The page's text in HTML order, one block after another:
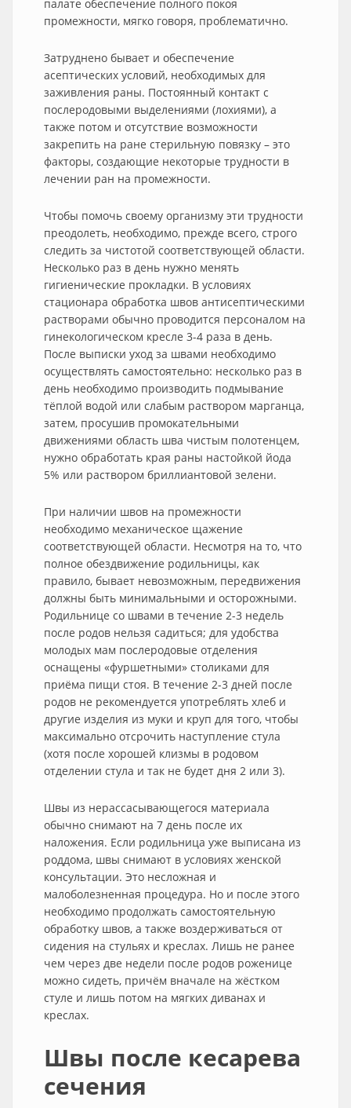
палате обеспечение полного покоя
промежности, мягко говоря, проблематично.
Затруднено бывает и обеспечение
асептических условий, необходимых для
заживления раны. Постоянный контакт с
послеродовыми выделениями (лохиями), а
также потом и отсутствие возможности
закрепить на ране стерильную повязку – это
факторы, создающие некоторые трудности в
лечении ран на промежности.
Чтобы помочь своему организму эти трудности
преодолеть, необходимо, прежде всего, строго
следить за чистотой соответствующей области.
Несколько раз в день нужно менять
гигиенические прокладки. В условиях
стационара обработка швов антисептическими
растворами обычно проводится персоналом на
гинекологическом кресле 3-4 раза в день.
После выписки уход за швами необходимо
осуществлять самостоятельно: несколько раз в
день необходимо производить подмывание
тёплой водой или слабым раствором марганца,
затем, просушив промокательными
движениями область шва чистым полотенцем,
нужно обработать края раны настойкой йода
5% или раствором бриллиантовой зелени.
При наличии швов на промежности
необходимо механическое щажение
соответствующей области. Несмотря на то, что
полное обездвижение родильницы, как
правило, бывает невозможным, передвижения
должны быть минимальными и осторожными.
Родильнице со швами в течение 2-3 недель
после родов нельзя садиться; для удобства
молодых мам послеродовые отделения
оснащены «фуршетными» столиками для
приёма пищи стоя. В течение 2-3 дней после
родов не рекомендуется употреблять хлеб и
другие изделия из муки и круп для того, чтобы
максимально отсрочить наступление стула
(хотя после хорошей клизмы в родовом
отделении стула и так не будет дня 2 или 3).
Швы из нерассасывающегося материала
обычно снимают на 7 день после их
наложения. Если родильница уже выписана из
роддома, швы снимают в условиях женской
консультации. Это несложная и
малоболезненная процедура. Но и после этого
необходимо продолжать самостоятельную
обработку швов, а также воздерживаться от
сидения на стульях и креслах. Лишь не ранее
чем через две недели после родов роженице
можно сидеть, причём вначале на жёстком
стуле и лишь потом на мягких диванах и
креслах.
Швы после кесарева
сечения